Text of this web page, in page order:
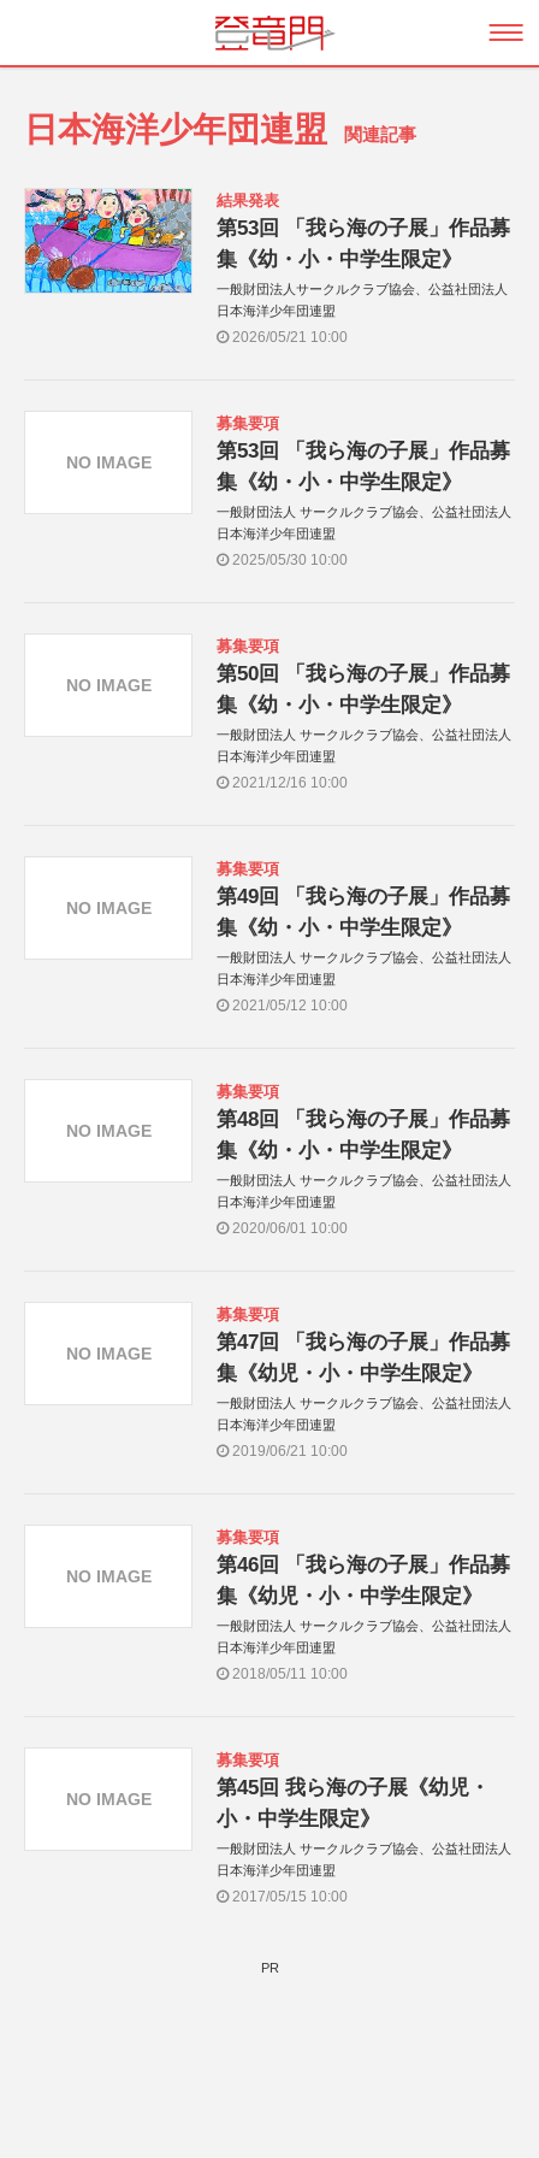
日本海洋少年団連盟 関連記事
結果発表
第53回 「我ら海の子展」作品募
集《幼・小・中学生限定》
一般財団法人サークルクラブ協会、公益社団法人
日本海洋少年団連盟
2026/05/21 10:00
募集要項
第53回 「我ら海の子展」作品募
集《幼・小・中学生限定》
一般財団法人 サークルクラブ協会、公益社団法人
日本海洋少年団連盟
2025/05/30 10:00
NO IMAGE
募集要項
第50回 「我ら海の子展」作品募
集《幼・小・中学生限定》
一般財団法人 サークルクラブ協会、公益社団法人
日本海洋少年団連盟
2021/12/16 10:00
NO IMAGE
募集要項
第49回 「我ら海の子展」作品募
集《幼・小・中学生限定》
一般財団法人 サークルクラブ協会、公益社団法人
日本海洋少年団連盟
2021/05/12 10:00
NO IMAGE
募集要項
第48回 「我ら海の子展」作品募
集《幼・小・中学生限定》
一般財団法人 サークルクラブ協会、公益社団法人
日本海洋少年団連盟
2020/06/01 10:00
NO IMAGE
募集要項
第47回 「我ら海の子展」作品募
集《幼児・小・中学生限定》
一般財団法人 サークルクラブ協会、公益社団法人
日本海洋少年団連盟
2019/06/21 10:00
NO IMAGE
募集要項
第46回 「我ら海の子展」作品募
集《幼児・小・中学生限定》
一般財団法人 サークルクラブ協会、公益社団法人
日本海洋少年団連盟
2018/05/11 10:00
NO IMAGE
募集要項
第45回 我ら海の子展《幼児・
小・中学生限定》
一般財団法人 サークルクラブ協会、公益社団法人
日本海洋少年団連盟
2017/05/15 10:00
NO IMAGE
PR